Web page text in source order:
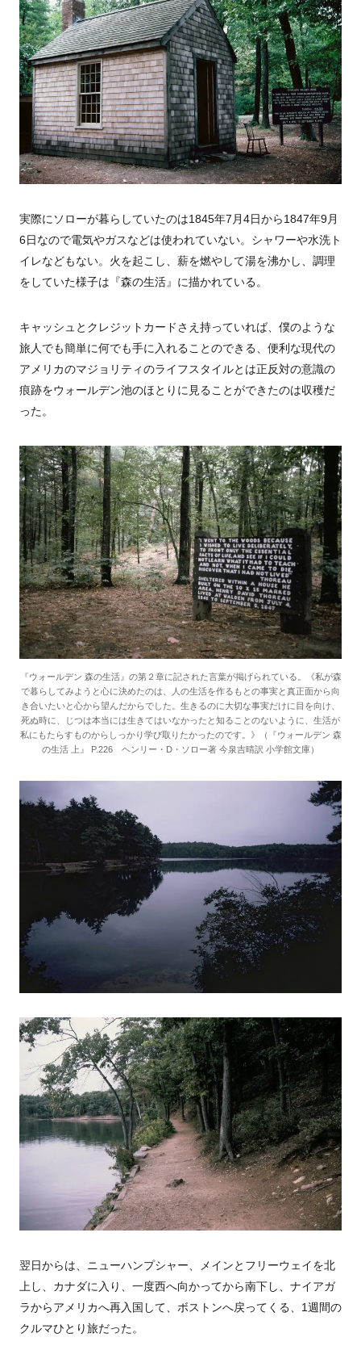
実際にソローが暮らしていたのは1845年7月4日から1847年9月
6日なので電気やガスなどは使われていない。シャワーや水洗ト
イレなどもない。火を起こし、薪を燃やして湯を沸かし、調理
をしていた様子は『森の生活』に描かれている。
キャッシュとクレジットカードさえ持っていれば、僕のような
旅人でも簡単に何でも手に入れることのできる、便利な現代の
アメリカのマジョリティのライフスタイルとは正反対の意識の
痕跡をウォールデン池のほとりに見ることができたのは収穫だ
った。
『ウォールデン 森の生活』の第２章に記された言葉が掲げられている。《私が森
で暮らしてみようと心に決めたのは、人の生活を作るもとの事実と真正面から向
き合いたいと心から望んだからでした。生きるのに大切な事実だけに目を向け、
死ぬ時に、じつは本当には生きてはいなかったと知ることのないように、生活が
私にもたらすものからしっかり学び取りたかったのです。》（『ウォールデン 森
の生活 上』 P.226 ヘンリー・D・ソロー著 今泉吉晴訳 小学館文庫）
翌日からは、ニューハンプシャー、メインとフリーウェイを北
上し、カナダに入り、一度西へ向かってから南下し、ナイアガ
ラからアメリカへ再入国して、ボストンへ戻ってくる、1週間の
クルマひとり旅だった。